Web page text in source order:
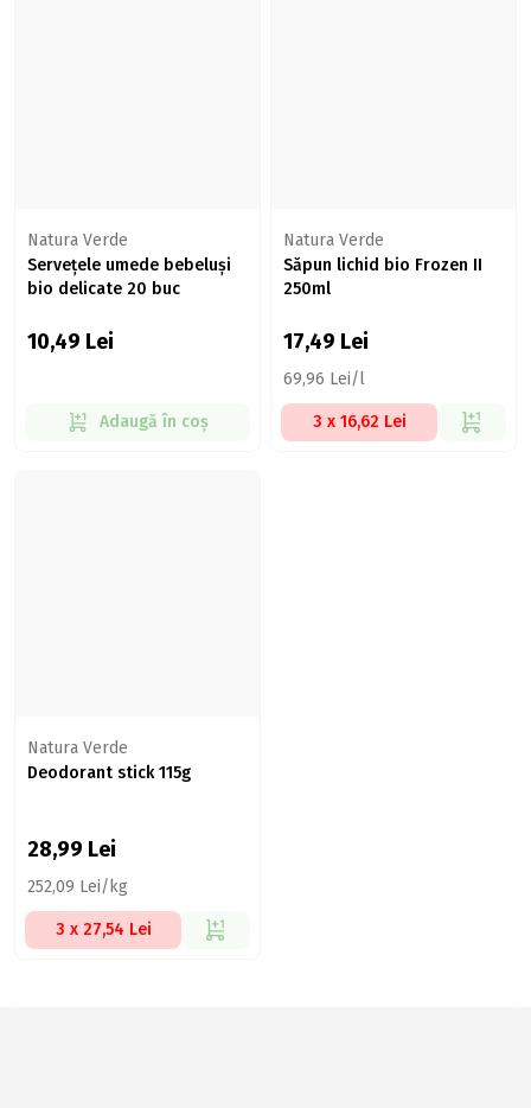
Natura Verde
Servețele umede bebeluși
bio delicate 20 buc
10,49 Lei
Adaugă în coș
Natura Verde
Săpun lichid bio Frozen II
250ml
17,49 Lei
69,96 Lei/l
3 x 16,62 Lei
Natura Verde
Deodorant stick 115g
28,99 Lei
252,09 Lei/kg
3 x 27,54 Lei